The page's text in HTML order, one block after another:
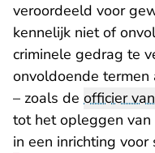
veroordeeld voor
kennelijk niet of
criminele gedrag te
onvoldoende
– zoals de officier
tot het opleggen
in een inrichting